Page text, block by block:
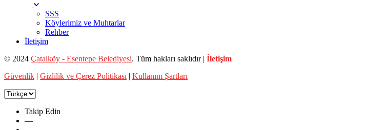
SSS
Köylerimiz ve Muhtarlar
Rehber
İletişim
© 2024 Çatalköy - Esentepe Belediyesi. Tüm hakları saklıdır | İletişim
Güvenlik | Gizlilik ve Çerez Politikası | Kullanım Şartları
Takip Edin
—